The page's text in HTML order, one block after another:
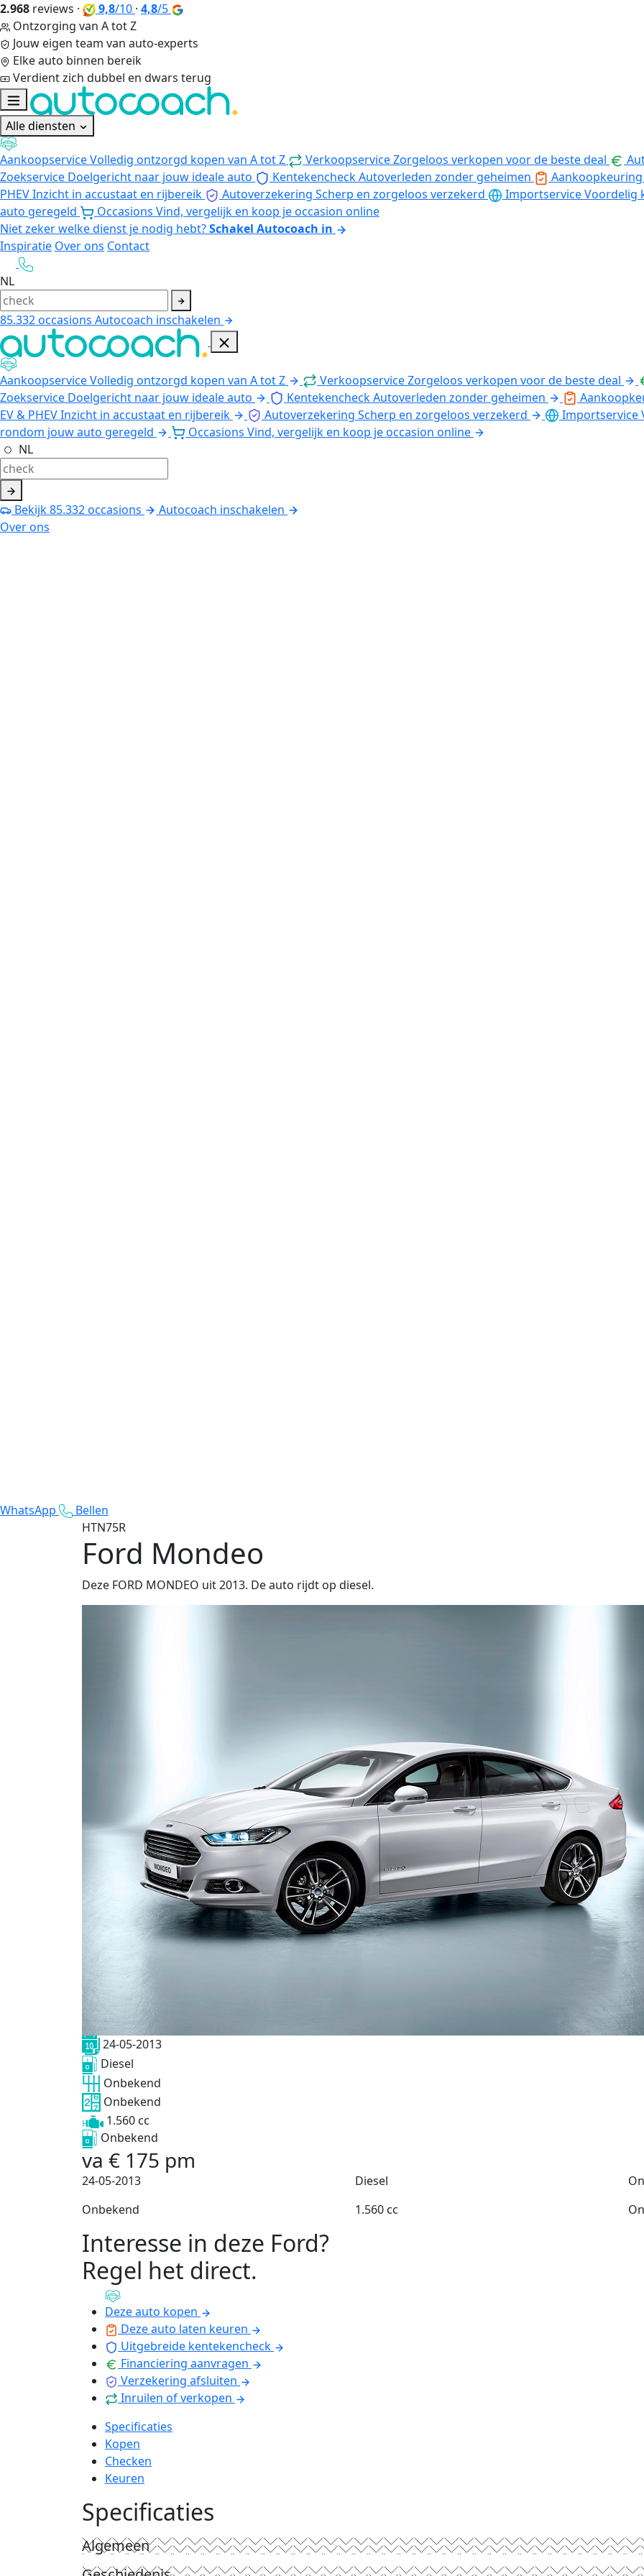
2.968 reviews · 9,8/10 · 4,8/5
Ontzorging van A tot Z
Jouw eigen team van auto-experts
Elke auto binnen bereik
Verdient zich dubbel en dwars terug
Alle diensten
AankoopserviceVolledig ontzorgd kopen van A tot Z VerkoopserviceZorgeloos verkopen voor de beste deal
Zoekservice Doelgericht naar jouw ideale auto KentekencheckAutoverleden zonder geheimen
Aankoopkeuring
PHEVInzicht in accustaat en rijbereik Autoverzekering Scherp en zorgeloos verzekerd ImportserviceVoordelig
auto geregeld
Occasions Vind, vergelijk en koop je occasion online
Niet zeker welke dienst je nodig hebt?Schakel Autocoach in
Inspiratie Over ons Contact
NL
85.332occasions Autocoach inschakelen
AankoopserviceVolledig ontzorgd kopen van A tot Z VerkoopserviceZorgeloos verkopen voor de beste deal
Zoekservice Doelgericht naar jouw ideale auto KentekencheckAutoverleden zonder geheimen
EV & PHEVInzicht in accustaat en rijbereik Autoverzekering Scherp en zorgeloos verzekerd Importservice
rondom jouw auto geregeld
Occasions Vind, vergelijk en koop je occasion online
NL
Bekijk85.332occasions
Autocoach inschakelen
Over ons
WhatsApp
Bellen
HTN75R
Ford Mondeo
Deze FORD MONDEO uit 2013. De auto rijdt op diesel.
24-05-2013
Diesel
Onbekend
Onbekend
1.560 cc
Onbekend
va € 175 pm
24-05-2013 Diesel
Onbekend
1.560 cc
Interesse in deze Ford?
Regel het direct.
Deze auto kopen
Deze auto laten keuren
Uitgebreide kentekencheck
Financiering aanvragen
Verzekering afsluiten
Inruilen of verkopen
Specificaties
Kopen
Checken
Keuren
Specificaties
Algemeen